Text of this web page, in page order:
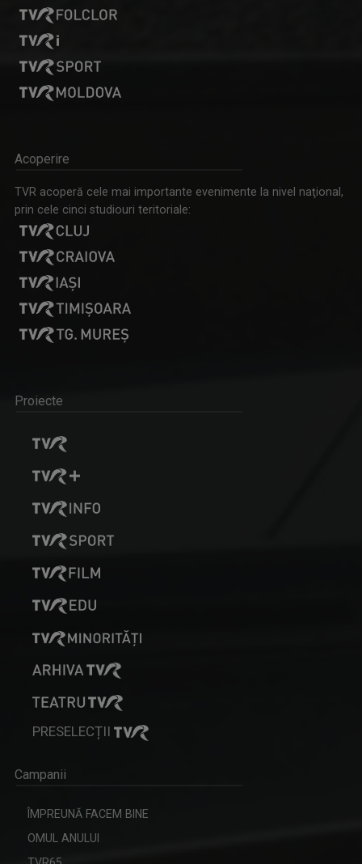
Acoperire
TVR acoperă cele mai importante evenimente la nivel naţional,
prin cele cinci studiouri teritoriale:
Proiecte
PRESELECȚII
Campanii
ÎMPREUNĂ FACEM BINE
OMUL ANULUI